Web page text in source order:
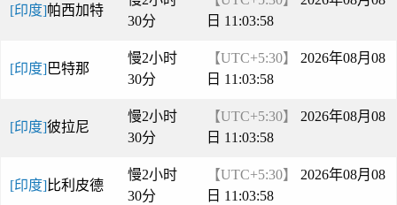
[印度]帕西加特
30分
日 11:03:58
[印度]巴特那
慢2小时
30分
【UTC+5:30】
2026年08月08
日 11:03:58
[印度]彼拉尼
慢2小时
30分
【UTC+5:30】
2026年08月08
日 11:03:58
[印度]比利皮德
慢2小时
30分
【UTC+5:30】
2026年08月08
日 11:03:58